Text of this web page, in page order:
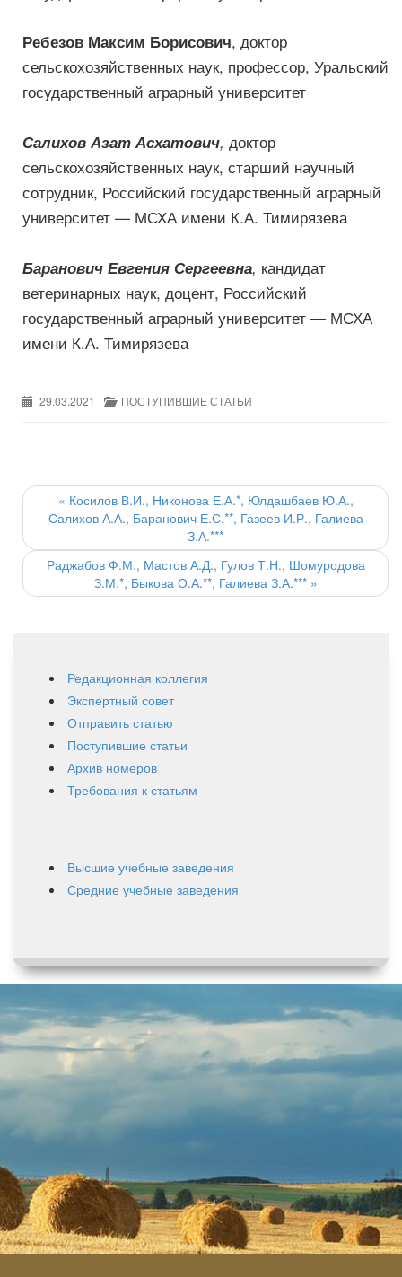
Ребезов Максим Борисович, доктор
сельскохозяйственных наук, профессор, Уральский
государственный аграрный университет
Салихов Азат Асхатович, доктор
сельскохозяйственных наук, старший научный
сотрудник, Российский государственный аграрный
университет — МСХА имени К.А. Тимирязева
Баранович Евгения Сергеевна, кандидат
ветеринарных наук, доцент, Российский
государственный аграрный университет — МСХА
имени К.А. Тимирязева
29.03.2021 ПОСТУПИВШИЕ СТАТЬИ
Post
navigation
« Косилов В.И., Никонова Е.А.*, Юлдашбаев Ю.А.,
Салихов А.А., Баранович Е.С.**, Газеев И.Р., Галиева
З.А.***
Раджабов Ф.М., Мастов А.Д., Гулов Т.Н., Шомуродова
З.М.*, Быкова О.А.**, Галиева З.А.*** »
Редакционная коллегия
Экспертный совет
Отправить статью
Поступившие статьи
Архив номеров
Требования к статьям
Высшие учебные заведения
Средние учебные заведения